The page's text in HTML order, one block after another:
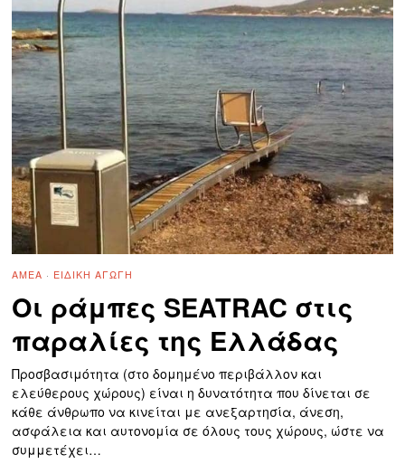
ΑΜΕΑ · ΕΙΔΙΚΉ ΑΓΩΓΉ
Οι ράμπες SEATRAC στις
παραλίες της Ελλάδας
Προσβασιμότητα (στο δομημένο περιβάλλον και
ελεύθερους χώρους) είναι η δυνατότητα που δίνεται σε
κάθε άνθρωπο να κινείται με ανεξαρτησία, άνεση,
ασφάλεια και αυτονομία σε όλους τους χώρους, ώστε να
συμμετέχει…